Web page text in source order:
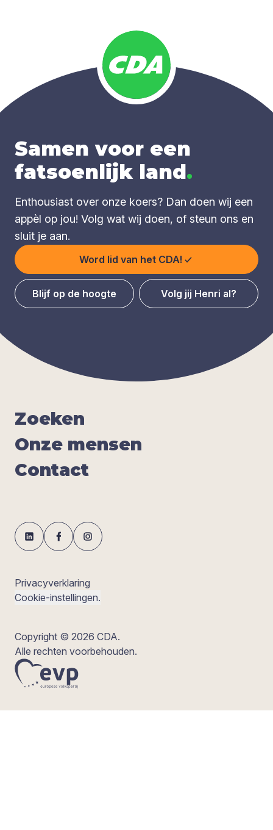
Samen voor een
fatsoenlijk land.
Enthousiast over onze koers? Dan doen wij een
appèl op jou! Volg wat wij doen, of steun ons en
sluit je aan.
Word lid van het CDA!
Blijf op de hoogte Volg jij Henri al?
Zoe­ken
Onze men­sen
Con­tact
Privacyverklaring
Cookie-instellingen.
Copyright © 2026 CDA.
Alle rechten voorbehouden.